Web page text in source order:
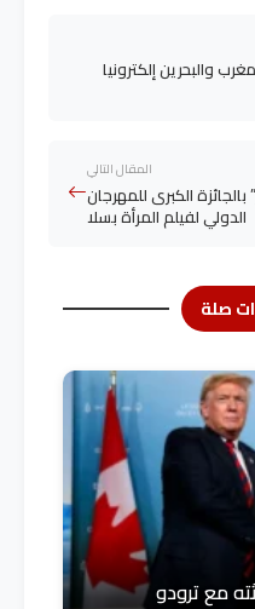
والبحرين إلكترونيا
المقال التالي
الكبرى للمهرجان
الدولي لفيلم المرأة بسلا
صلة
مع ترودو